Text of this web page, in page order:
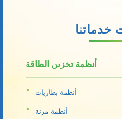
خدماتنا
أنظمة تخزين الطاقة
أنظمة بطاريات
أنظمة مرنة